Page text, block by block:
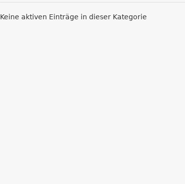
Keine aktiven Einträge in dieser Kategorie